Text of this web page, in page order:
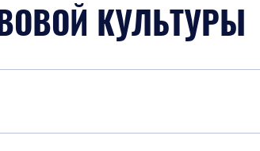
КУЛЬТУРЫ